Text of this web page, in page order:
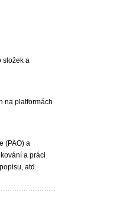
složek a
na platformách
(PAO) a
a práci
atd.